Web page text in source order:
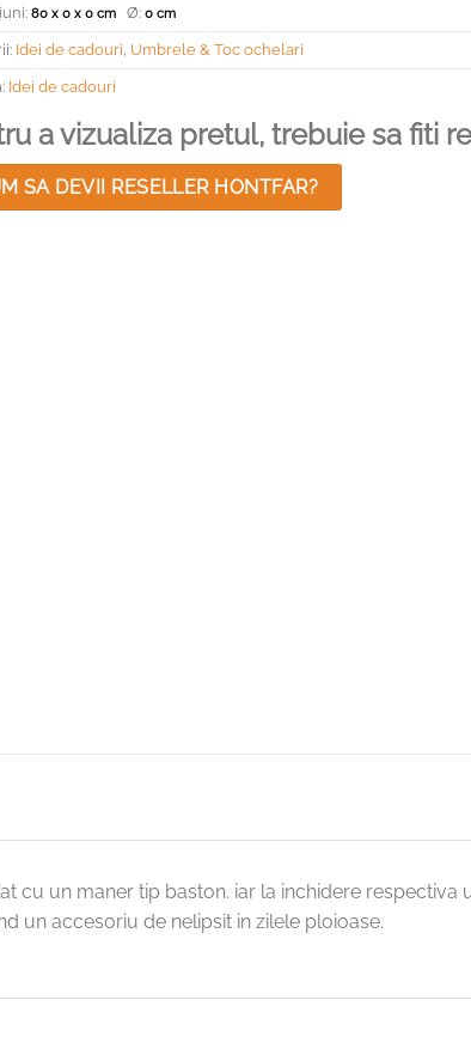
80 x 0 x 0 cm Ø: 0 cm
Idei de cadouri Umbrele & Toc ochelari
Idei de cadouri
a vizualiza pretul, trebuie sa fiti
SA DEVII RESELLER HONTFAR?
cu un maner tip baston. iar la inchidere respectiva
un accesoriu de nelipsit in zilele ploioase.